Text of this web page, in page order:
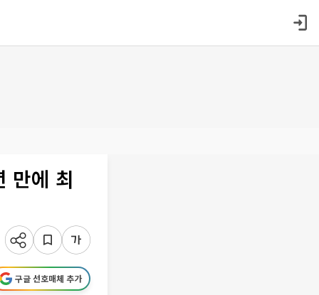
만에 최
구글 선호매체 추가